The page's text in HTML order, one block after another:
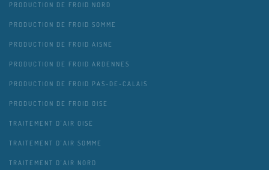
PRODUCTION DE FROID NORD
PRODUCTION DE FROID SOMME
PRODUCTION DE FROID AISNE
PRODUCTION DE FROID ARDENNES
PRODUCTION DE FROID PAS-DE-CALAIS
PRODUCTION DE FROID OISE
TRAITEMENT D'AIR OISE
TRAITEMENT D'AIR SOMME
TRAITEMENT D'AIR NORD